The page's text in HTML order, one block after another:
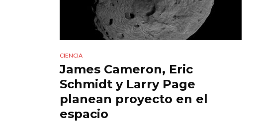
CIENCIA
James Cameron, Eric
Schmidt y Larry Page
planean proyecto en el
espacio